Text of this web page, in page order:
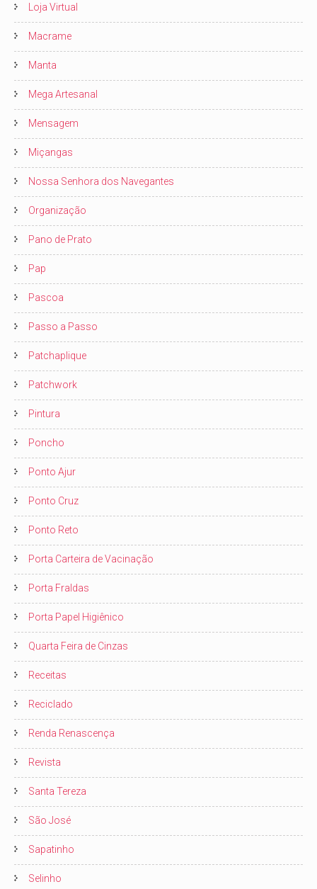
Loja Virtual
Macrame
Manta
Mega Artesanal
Mensagem
Miçangas
Nossa Senhora dos Navegantes
Organização
Pano de Prato
Pap
Pascoa
Passo a Passo
Patchaplique
Patchwork
Pintura
Poncho
Ponto Ajur
Ponto Cruz
Ponto Reto
Porta Carteira de Vacinação
Porta Fraldas
Porta Papel Higiênico
Quarta Feira de Cinzas
Receitas
Reciclado
Renda Renascença
Revista
Santa Tereza
São José
Sapatinho
Selinho